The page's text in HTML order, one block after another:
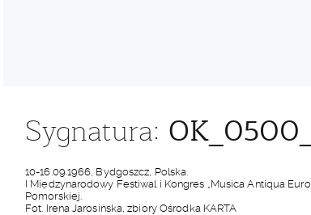
Sygnatura:
10-16.09.1966, Bydgoszcz, Polska.
I Międzynarodowy Festiwal i Kongres „Musica Antiqua
Pomorskiej.
Fot. Irena Jarosińska, zbiory Ośrodka KARTA